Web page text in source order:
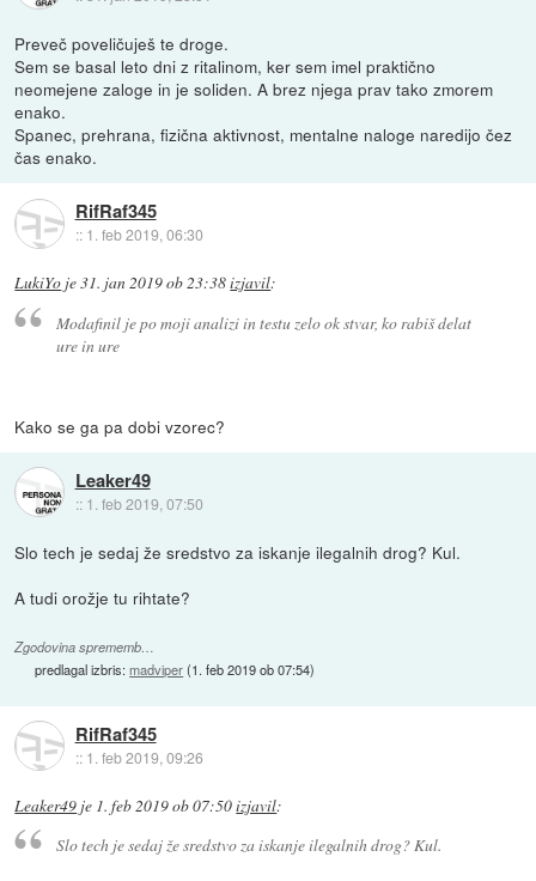
Preveč poveličuješ te droge.
Sem se basal leto dni z ritalinom, ker sem imel praktično
neomejene zaloge in je soliden. A brez njega prav tako zmorem
enako.
Spanec, prehrana, fizična aktivnost, mentalne naloge naredijo čez
čas enako.
RifRaf345
:: 1. feb 2019, 06:30
LukiYo je31. jan 2019 ob 23:38izjavil:
Modafinil je po moji analizi in testu zelo ok stvar, ko rabiš delat
ure in ure
Kako se ga pa dobi vzorec?
Leaker49
:: 1. feb 2019, 07:50
Slo tech je sedaj že sredstvo za iskanje ilegalnih drog? Kul.
A tudi orožje tu rihtate?
Zgodovina sprememb…
predlagal izbris:madviper(1. feb 2019 ob 07:54)
RifRaf345
:: 1. feb 2019, 09:26
Leaker49 je 1. feb 2019 ob 07:50izjavil:
Slo tech je sedaj že sredstvo za iskanje ilegalnih drog? Kul.